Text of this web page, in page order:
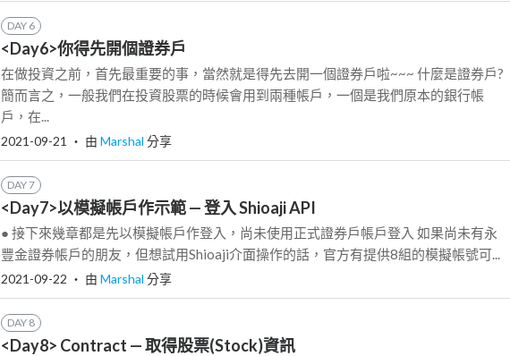
DAY 6
<Day6>你得先開個證券戶
在做投資之前，首先最重要的事，當然就是得先去開一個證券戶啦~~~ 什麼是證券戶?
簡而言之，一般我們在投資股票的時候會用到兩種帳戶，一個是我們原本的銀行帳
戶，在...
2021-09-21 ‧ 由 Marshal 分享
DAY 7
<Day7>以模擬帳戶作示範 — 登入 Shioaji API
● 接下來幾章都是先以模擬帳戶作登入，尚未使用正式證券戶帳戶登入 如果尚未有永
豐金證券帳戶的朋友，但想試用Shioaji介面操作的話，官方有提供8組的模擬帳號可...
2021-09-22 ‧ 由 Marshal 分享
DAY 8
<Day8> Contract — 取得股票(Stock)資訊